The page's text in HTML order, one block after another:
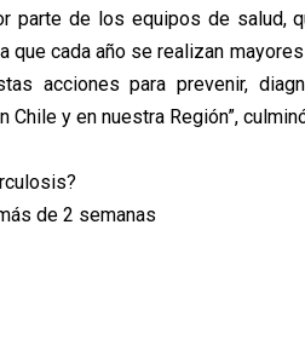
parte de los equipos de salud,
que cada año se realizan
acciones para prevenir,
y en nuestra Región”,
de 2 semanas